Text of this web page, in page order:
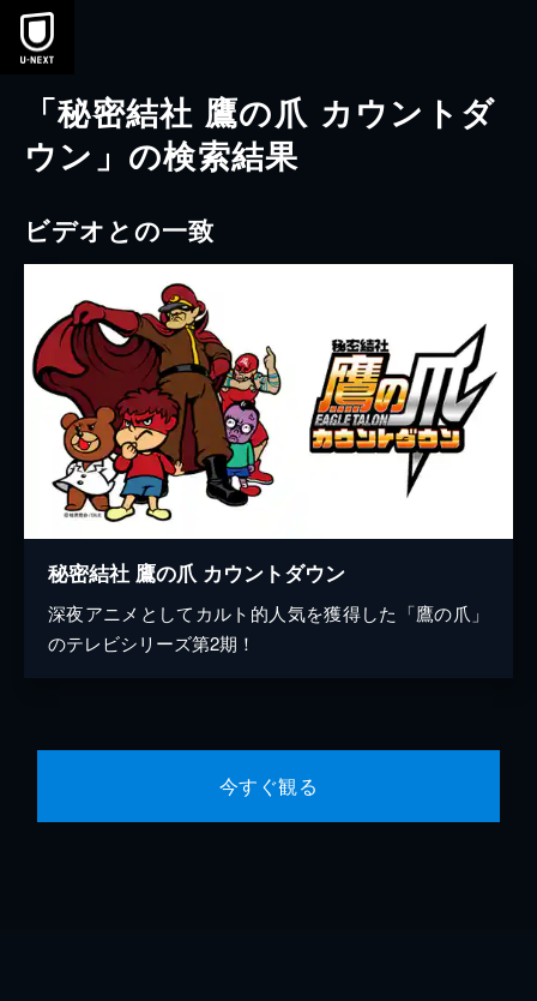
本文へスキップ
「秘密結社 鷹の爪 カウントダ
ウン」の検索結果
ビデオとの一致
秘密結社 鷹の爪 カウントダウン
深夜アニメとしてカルト的人気を獲得した「鷹の爪」
のテレビシリーズ第2期！
今すぐ観る